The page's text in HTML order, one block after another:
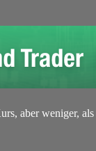
aber weniger,